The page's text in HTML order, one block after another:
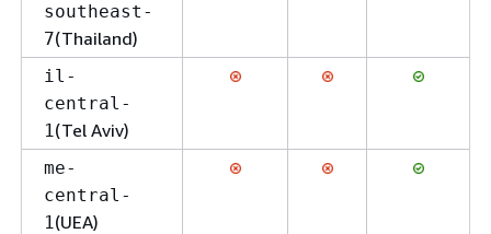
southeast-
7(Thailand)
il-
central-
1(Tel Aviv)
me-
central-
1(UEA)